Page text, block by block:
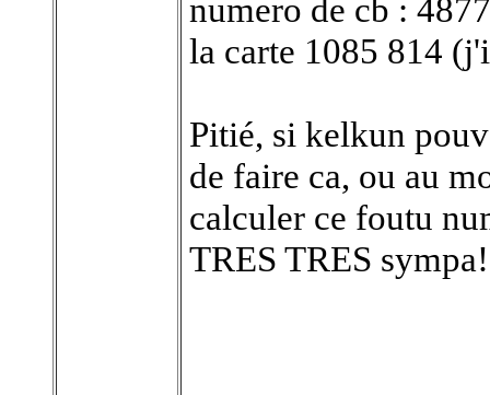
numero de cb :
la carte 1085 814
Pitié, si kelkun
de faire ca, ou au
calculer ce foutu
TRES TRES